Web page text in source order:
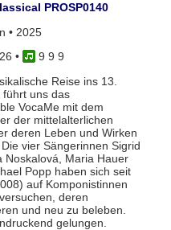
PROSP0140
• 2025
•
9 9 9
Reise ins 13.
uns das
VocaMe mit dem
der mittelalterlichen
deren Leben und Wirken
vier Sängerinnen Sigrid
Noskalová, Maria Hauer
Popp haben sich seit
auf Komponistinnen
deren
und neu zu beleben.
gelungen.